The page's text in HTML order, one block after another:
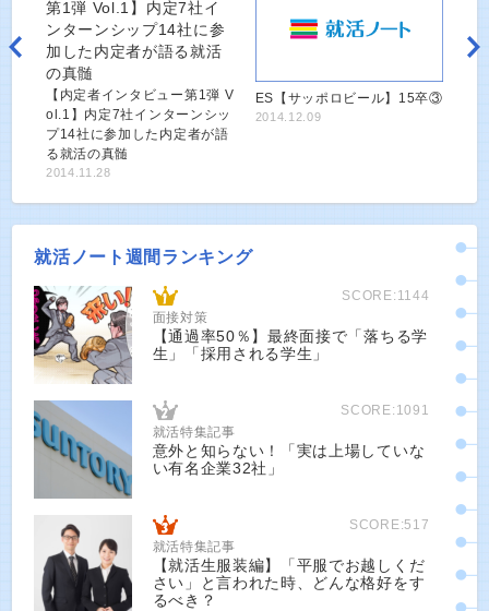
【内定者インタビュー第1弾 V
ol.1】内定7社インターンシッ
プ14社に参加した内定者が語
る就活の真髄
2014.11.28
ES【サッポロビール】15卒③
2014.12.09
就活ノート週間ランキング
SCORE:1144
面接対策
【通過率50％】最終面接で「落ちる学
生」「採用される学生」
SCORE:1091
就活特集記事
意外と知らない！「実は上場していな
い有名企業32社」
SCORE:517
就活特集記事
【就活生服装編】「平服でお越しくだ
さい」と言われた時、どんな格好をす
るべき？